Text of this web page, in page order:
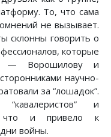
То, что сама
не вызывает.
склонны говорить о
которые
— Ворошилову и
научно-
за “лошадок”.
и
что и привело к
войны.